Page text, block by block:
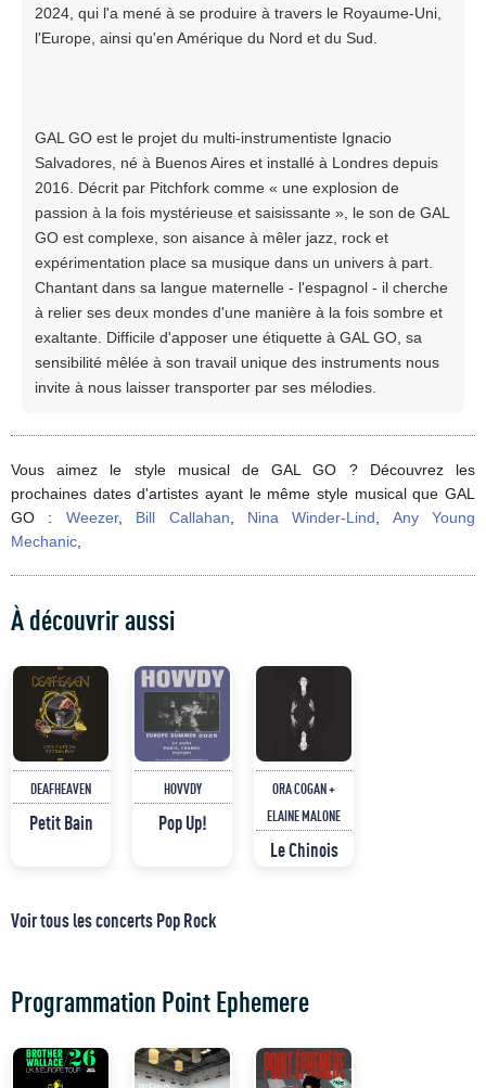
2024, qui l'a mené à se produire à travers le Royaume-Uni,
l'Europe, ainsi qu'en Amérique du Nord et du Sud.
GAL GO est le projet du multi-instrumentiste Ignacio
Salvadores, né à Buenos Aires et installé à Londres depuis
2016. Décrit par Pitchfork comme « une explosion de
passion à la fois mystérieuse et saisissante », le son de GAL
GO est complexe, son aisance à mêler jazz, rock et
expérimentation place sa musique dans un univers à part.
Chantant dans sa langue maternelle - l'espagnol - il cherche
à relier ses deux mondes d'une manière à la fois sombre et
exaltante. Difficile d'apposer une étiquette à GAL GO, sa
sensibilité mêlée à son travail unique des instruments nous
invite à nous laisser transporter par ses mélodies.
Vous aimez le style musical de GAL GO ? Découvrez les
prochaines dates d'artistes ayant le même style musical que GAL
GO : Weezer, Bill Callahan Nina Winder-Lind
Any Young
Mechanic
À découvrir aussi
DEAFHEAVEN
Petit Bain
HOVVDY
Pop Up!
ORA COGAN +
ELAINE MALONE
Le Chinois
Voir tous les concerts Pop Rock
Programmation Point Ephemere